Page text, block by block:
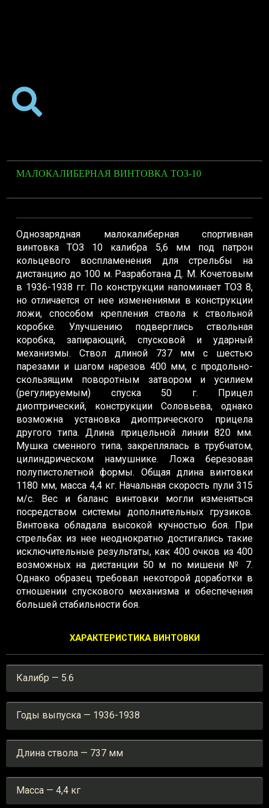
МАЛОКАЛИБЕРНАЯ ВИНТОВКА ТОЗ-10
Однозарядная малокалиберная спортивная
винтовка ТОЗ 10 калибра 5,6 мм под патрон
кольцевого воспламенения для стрельбы на
дистанцию до 100 м. Разработана Д. М. Кочетовым
в 1936-1938 гг. По конструкции напоминает ТОЗ 8,
но отличается от нее изменениями в конструкции
ложи, способом крепления ствола к ствольной
коробке. Улучшению подверглись ствольная
коробка, запирающий, спусковой и ударный
механизмы. Ствол длиной 737 мм с шестью
парезами и шагом нарезов 400 мм, с продольно-
скользящим поворотным затвором и усилием
(регулируемым) спуска 50 г. Прицел
диоптрический, конструкции Соловьева, однако
возможна установка диоптрического прицела
другого типа. Длина прицельной линии 820 мм.
Мушка сменного типа, закреплялась в трубчатом,
цилиндрическом намушнике. Ложа березовая
полупистолетной формы. Общая длина винтовки
1180 мм, масса 4,4 кг. Начальная скорость пули 315
м/с. Вес и баланс винтовки могли изменяться
посредством системы дополнительных грузиков.
Винтовка обладала высокой кучностью боя. При
стрельбах из нее неоднократно достигались такие
исключительные результаты, как 400 очков из 400
возможных на дистанции 50 м по мишени № 7.
Однако образец требовал некоторой доработки в
отношении спускового механизма и обеспечения
большей стабильности боя.
ХАРАКТЕРИСТИКА ВИНТОВКИ
Калибр — 5.6
Годы выпуска — 1936-1938
Длина ствола — 737 мм
Масса — 4,4 кг